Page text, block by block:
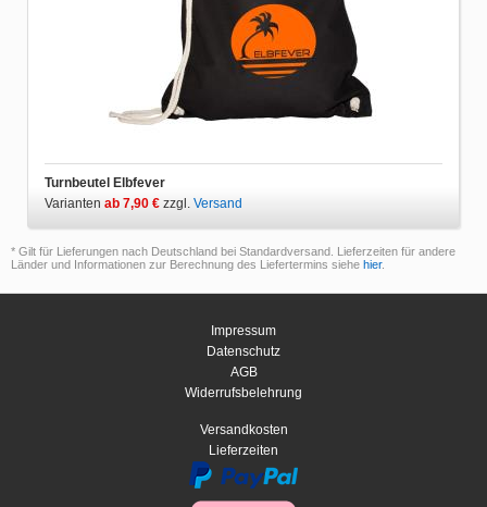
Turnbeutel Elbfever
Varianten ab 7,90 € zzgl. Versand
* Gilt für Lieferungen nach Deutschland bei Standardversand. Lieferzeiten für andere
Länder und Informationen zur Berechnung des Liefertermins siehe hier.
Impressum
Datenschutz
AGB
Widerrufsbelehrung
Versandkosten
Lieferzeiten